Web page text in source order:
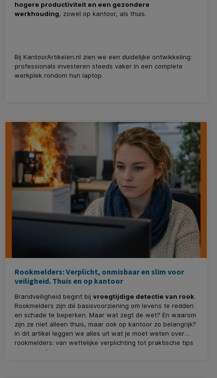
hogere productiviteit en een gezondere
werkhouding, zowel op kantoor, als thuis.
Bij KantoorArtikelen.nl zien we een duidelijke ontwikkeling:
professionals investeren steeds vaker in een complete
werkplek rondom hun laptop.
Rookmelders: Verplicht, onmisbaar en slim voor
veiligheid. Thuis en op kantoor
Brandveiligheid begint bijvroegtijdige detectie van rook.
Rookmelders zijn dé basisvoorziening om levens te redden
en schade te beperken. Maar wat zegt de wet? En waarom
zijn ze niet alleen thuis, maar ook op kantoor zo belangrijk?
In dit artikel leggen we alles uit wat je moet weten over
rookmelders: van wettelijke verplichting tot praktische tips
voor installatie.